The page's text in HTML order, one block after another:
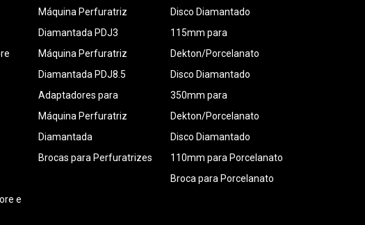
e
Máquina Perfuratriz
Diamantada PDJ3
Máquina Perfuratriz
Diamantada PDJ8.5
Adaptadores para
Máquina Perfuratriz
Diamantada
Brocas para Perfuratrizes
Disco Diamantado
115mm para
Dekton/Porcelanato
Disco Diamantado
350mm para
Dekton/Porcelanato
Disco Diamantado
110mm para Porcelanato
Broca para Porcelanato